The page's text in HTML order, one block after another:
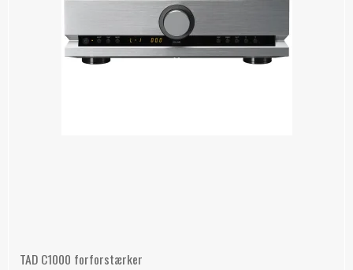
TAD C1000 forforstærker